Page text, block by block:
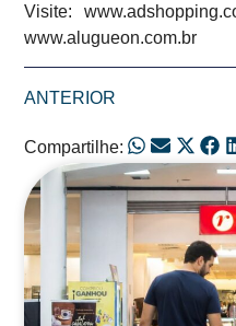
Visite:
www.alugueon.com.br
ANTERIOR
Compartilhe:
Posts